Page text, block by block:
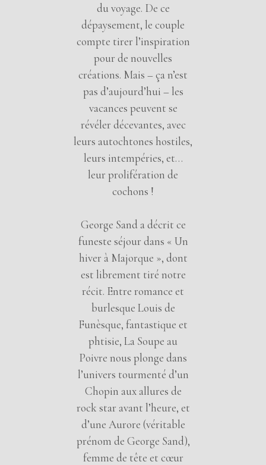
du voyage. De ce
dépaysement, le couple
compte tirer l’inspiration
pour de nouvelles
créations. Mais – ça n’est
pas d’aujourd’hui – les
vacances peuvent se
révéler décevantes, avec
leurs autochtones hostiles,
leurs intempéries, et…
leur prolifération de
cochons !
George Sand a décrit ce
funeste séjour dans « Un
hiver à Majorque », dont
est librement tiré notre
récit. Entre romance et
burlesque Louis de
Funèsque, fantastique et
phtisie, La Soupe au
Poivre nous plonge dans
l’univers tourmenté d’un
Chopin aux allures de
rock star avant l’heure, et
d’une Aurore (véritable
prénom de George Sand),
femme de tête et cœur